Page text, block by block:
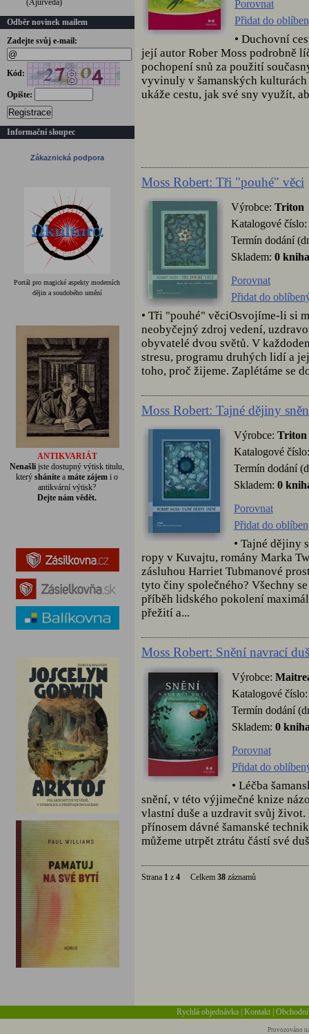
(Ájurvéda)
Odběr novinek mailem
Zadejte svůj e-mail:
Kód:
Opište:
Registrace
Informační sloupec
Zákaznická podpora
Portál pro magické aspekty moderních
dějin a soudobého umění
ANTIKVARIÁT
Nenašli jste dostupný výtisk titulu,
kterýsháníte amáte zájem i o
antikvární výtisk?
Dejte nám vědět.
Porovnat
Přidat do
• Duchovní
její autor Rober Moss podrobně
pochopení snů za použití
vyvinuly v šamanských kulturách
ukáže cestu, jak své sny využít,
Moss Robert: Tři "pouhé" věci
Výrobce: Triton
Katalogové číslo:
Termín dodání
Skladem: 0 kniha
Porovnat
Přidat do
• Tři "pouhé" věciOsvojíme-li si
neobyčejný zdroj vedení,
obyvatelé dvou světů. V
stresu, programu druhých lidí a
toho, proč žijeme. Zaplétáme se
Moss Robert: Tajné dějiny
Výrobce: Triton
Katalogové
Termín dodání
Skladem: 0
Porovnat
Přidat do
• Tajné dějiny
ropy v Kuvajtu, romány Marka
zásluhou Harriet Tubmanové
tyto činy společného? Všechny
příběh lidského pokolení
přežití a...
Moss Robert: Snění navrací
Výrobce:
Katalogové
Termín dodání
Skladem: 0
Porovnat
Přidat do
• Léčba
snění, v této výjimečné knize
vlastní duše a uzdravit svůj život.
přínosem dávné šamanské
můžeme utrpět ztrátu částí své
Strana 1 z 4 Celkem 38 záznamů
Rychlá objednávka |Kontakt |
Provozováno